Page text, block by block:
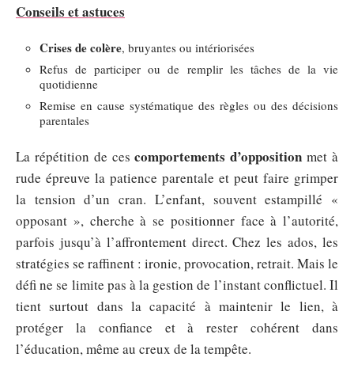
Conseils et astuces
Crises de colère, bruyantes ou intériorisées
Refus de participer ou de remplir les tâches de la vie
quotidienne
Remise en cause systématique des règles ou des décisions
parentales
La répétition de cescomportements d’opposition met à
rude épreuve la patience parentale et peut faire grimper
la tension d’un cran. L’enfant, souvent estampillé «
opposant », cherche à se positionner face à l’autorité,
parfois jusqu’à l’affrontement direct. Chez les ados, les
stratégies se raffinent : ironie, provocation, retrait. Mais le
défi ne se limite pas à la gestion de l’instant conflictuel. Il
tient surtout dans la capacité à maintenir le lien, à
protéger la confiance et à rester cohérent dans
l’éducation, même au creux de la tempête.